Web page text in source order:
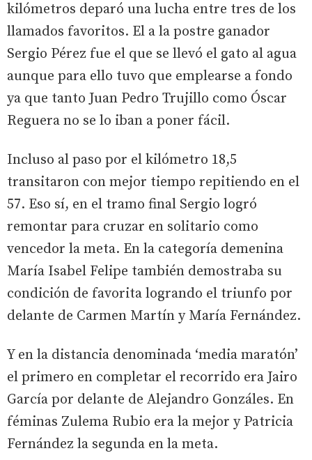
kilómetros deparó una lucha entre tres de los
llamados favoritos. El a la postre ganador
Sergio Pérez fue el que se llevó el gato al agua
aunque para ello tuvo que emplearse a fondo
ya que tanto Juan Pedro Trujillo como Óscar
Reguera no se lo iban a poner fácil.
Incluso al paso por el kilómetro 18,5
transitaron con mejor tiempo repitiendo en el
57. Eso sí, en el tramo final Sergio logró
remontar para cruzar en solitario como
vencedor la meta. En la categoría demenina
María Isabel Felipe también demostraba su
condición de favorita logrando el triunfo por
delante de Carmen Martín y María Fernández.
Y en la distancia denominada ‘media maratón’
el primero en completar el recorrido era Jairo
García por delante de Alejandro Gonzáles. En
féminas Zulema Rubio era la mejor y Patricia
Fernández la segunda en la meta.